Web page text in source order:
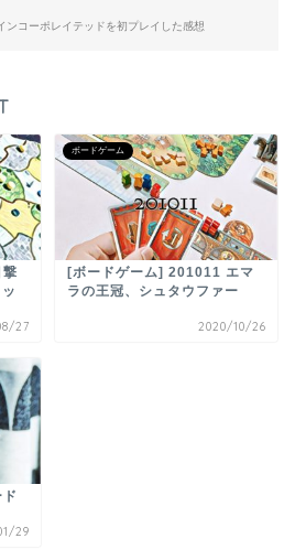
ンコーポレイテッドを初プレイした感想
27
ボードゲーム
[ボードゲーム] 201011 エマ
ラの王冠、シュタウファー
2020/10/26
29